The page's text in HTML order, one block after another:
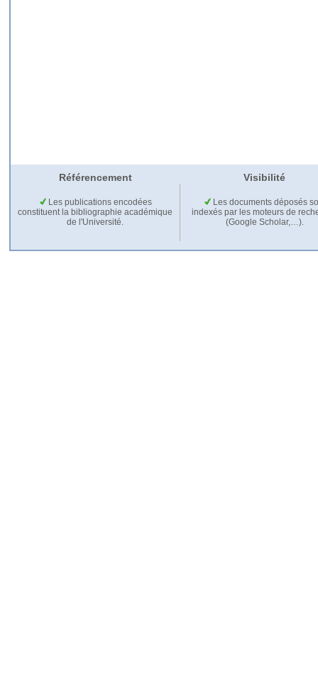
Référencement Visibilité
Les publications encodées
constituent la bibliographie académique
de l'Université.
Les documents déposés
indexés par les moteurs de
(Google Scholar,…).